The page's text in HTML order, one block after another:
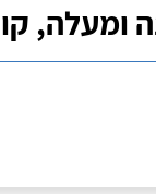
ומעלה,